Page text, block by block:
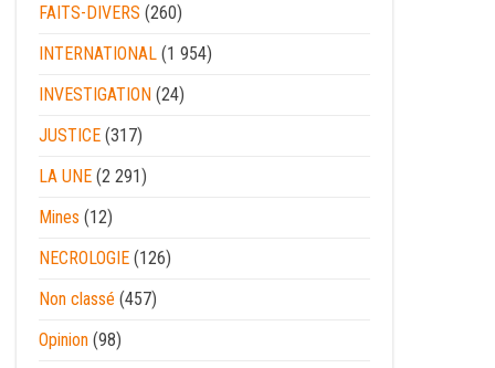
FAITS-DIVERS (260)
INTERNATIONAL (1 954)
INVESTIGATION (24)
JUSTICE (317)
LA UNE (2 291)
Mines (12)
NECROLOGIE (126)
Non classé (457)
Opinion (98)